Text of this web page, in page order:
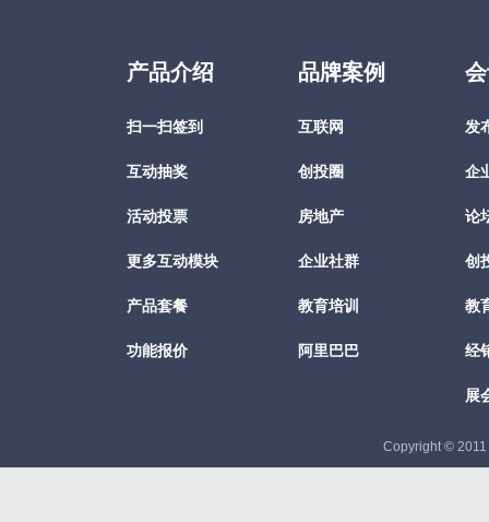
产品介绍
扫一扫签到
互动抽奖
活动投票
更多互动模块
产品套餐
功能报价
品牌案例
互联网
创投圈
房地产
企业社群
教育培训
阿里巴巴
发
企
论
创
教
经
展
Copyright © 2011